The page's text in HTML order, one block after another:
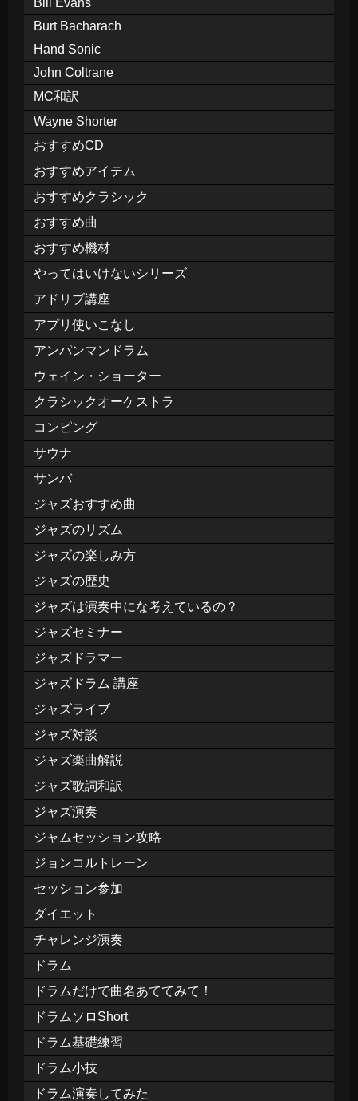
Burt Bacharach
Hand Sonic
John Coltrane
MC和訳
Wayne Shorter
おすすめCD
おすすめアイテム
おすすめクラシック
おすすめ曲
おすすめ機材
やってはいけないシリーズ
アドリブ講座
アプリ使いこなし
アンパンマンドラム
ウェイン・ショーター
クラシックオーケストラ
コンピング
サウナ
サンバ
ジャズおすすめ曲
ジャズのリズム
ジャズの楽しみ方
ジャズの歴史
ジャズは演奏中にな考えているの？
ジャズセミナー
ジャズドラマー
ジャズドラム 講座
ジャズライブ
ジャズ対談
ジャズ楽曲解説
ジャズ歌詞和訳
ジャズ演奏
ジャムセッション攻略
ジョンコルトレーン
セッション参加
ダイエット
チャレンジ演奏
ドラム
ドラムだけで曲名あててみて！
ドラムソロShort
ドラム基礎練習
ドラム小技
ドラム演奏してみた